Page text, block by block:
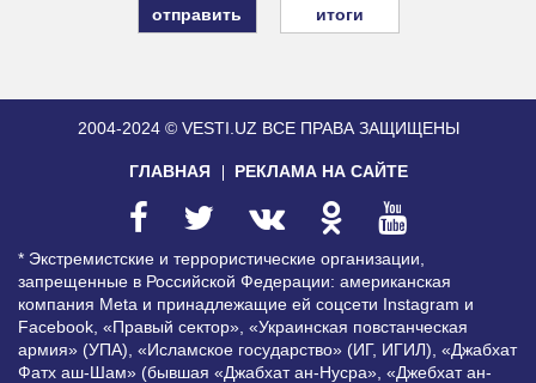
итоги
2004-2024 © VESTI.UZ ВСЕ ПРАВА ЗАЩИЩЕНЫ
ГЛАВНАЯ РЕКЛАМА НА САЙТЕ
* Экстремистские и террористические организации,
запрещенные в Российской Федерации: американская
компания Meta и принадлежащие ей соцсети Instagram и
Facebook, «Правый сектор», «Украинская повстанческая
армия» (УПА), «Исламское государство» (ИГ, ИГИЛ), «Джабхат
Фатх аш-Шам» (бывшая «Джабхат ан-Нусра», «Джебхат ан-